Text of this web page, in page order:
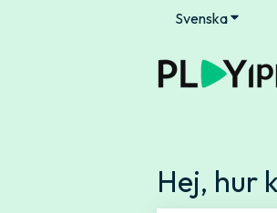
SvenskaVisa
Hej, hur